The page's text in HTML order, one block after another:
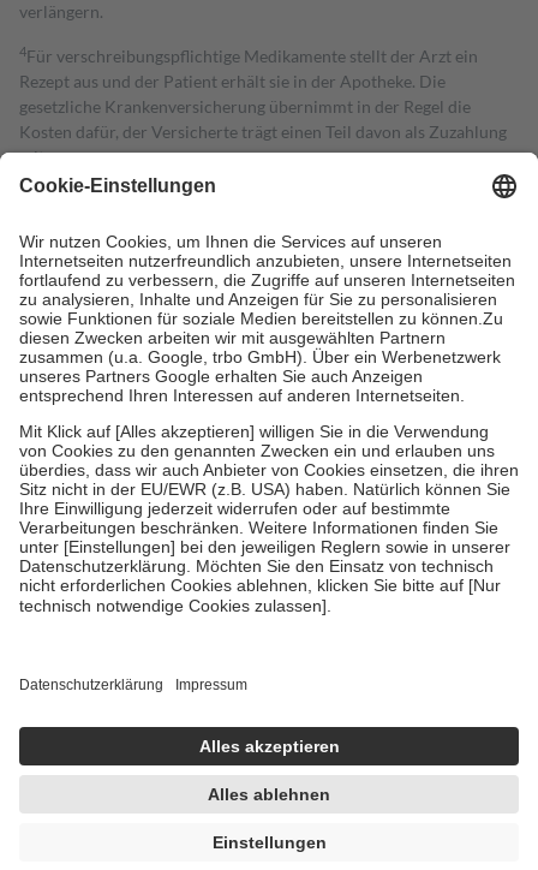
verlängern.
4Für verschreibungspflichtige Medikamente stellt der Arzt ein
Rezept aus und der Patient erhält sie in der Apotheke. Die
gesetzliche Krankenversicherung übernimmt in der Regel die
Kosten dafür, der Versicherte trägt einen Teil davon als Zuzahlung
mit.
Grundsätzlich leisten Mitglieder Zuzahlungen in Höhe von zehn
höchstens zehn Euro.
Es sind jedoch nie mehr als die tatsächlichen
Kosten der Leistung zu entrichten.
Diese Regeln gelten grundsätzlich auch für Online-Apotheken.
Bei Heilmitteln und häuslicher Krankenpflege beträgt die
Zuzahlung zehn Prozent der Kosten sowie zehn Euro je
Verordnung.
Um das Engagement der Versicherten für ihre eigene Gesundheit zu
stärken und die besondere Stellung der Familie zu unterstützen,
fallenkeine Zuzahlungenan bei:
• Kindern und Jugendlichen bis zum vollendeten 18. Lebensjahr
mit Ausnahme der Fahrkosten
• Untersuchungen zur Vorsorge und Früherkennung, die von der
GKV getragen werden
• empfohlenen Schutzimpfungen
• Harn- und Blutteststreifen
getroffen, um sicherzustellen, dass es sich um echte Bewertungen
https://help.etrusted.com/hc/de/articles/4419944605341
Einige Bilder und Inhalte wurden unter Zuhilfenahme künstlicher